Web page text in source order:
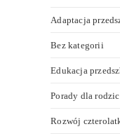
Adaptacja
Bez kategorii
Edukacja
Porady dla
Rozwój